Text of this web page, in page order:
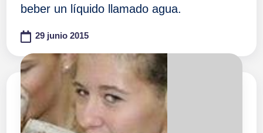
beber un líquido llamado agua.
29 junio 2015